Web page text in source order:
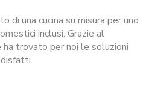
di una cucina su misura per uno
inclusi. Grazie al
trovato per noi le soluzioni